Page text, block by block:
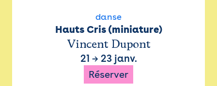
danse
Hauts Cris (miniature)
Vincent Dupont
21 → 23 janv.
Réserver